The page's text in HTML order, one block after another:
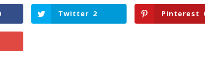
Twitter 2 Pinterest